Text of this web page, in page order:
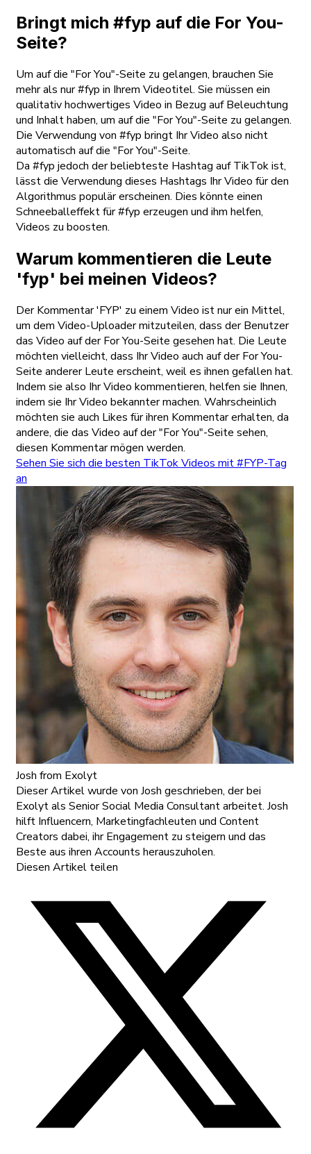
Bringt mich #fyp auf die For You-
Seite?
Um auf die "For You"-Seite zu gelangen, brauchen Sie
mehr als nur #fyp in Ihrem Videotitel. Sie müssen ein
qualitativ hochwertiges Video in Bezug auf Beleuchtung
und Inhalt haben, um auf die "For You"-Seite zu gelangen.
Die Verwendung von #fyp bringt Ihr Video also nicht
automatisch auf die "For You"-Seite.
Da #fyp jedoch der beliebteste Hashtag auf TikTok ist,
lässt die Verwendung dieses Hashtags Ihr Video für den
Algorithmus populär erscheinen. Dies könnte einen
Schneeballeffekt für #fyp erzeugen und ihm helfen,
Videos zu boosten.
Warum kommentieren die Leute
'fyp' bei meinen Videos?
Der Kommentar 'FYP' zu einem Video ist nur ein Mittel,
um dem Video-Uploader mitzuteilen, dass der Benutzer
das Video auf der For You-Seite gesehen hat. Die Leute
möchten vielleicht, dass Ihr Video auch auf der For You-
Seite anderer Leute erscheint, weil es ihnen gefallen hat.
Indem sie also Ihr Video kommentieren, helfen sie Ihnen,
indem sie Ihr Video bekannter machen. Wahrscheinlich
möchten sie auch Likes für ihren Kommentar erhalten, da
andere, die das Video auf der "For You"-Seite sehen,
diesen Kommentar mögen werden.
Sehen Sie sich die besten TikTok Videos mit #FYP-Tag
an
Josh from Exolyt
Dieser Artikel wurde von Josh geschrieben, der bei
Exolyt als Senior Social Media Consultant arbeitet. Josh
hilft Influencern, Marketingfachleuten und Content
Creators dabei, ihr Engagement zu steigern und das
Beste aus ihren Accounts herauszuholen.
Diesen Artikel teilen